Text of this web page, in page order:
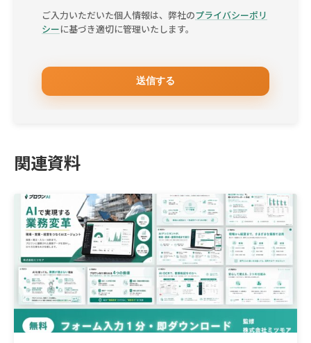
ご入力いただいた個人情報は、弊社のプライバシーポリ
シーに基づき適切に管理いたします。
関連資料